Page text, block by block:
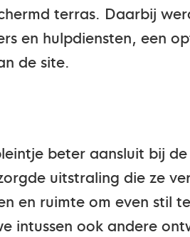
terras. Daarbij
en hulpdiensten, een
de site.
beter aansluit bij
uitstraling die ze
en ruimte om even stil
intussen ook andere